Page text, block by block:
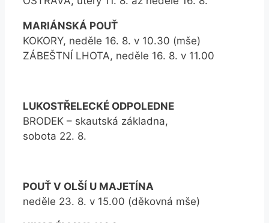
MARIÁNSKÁ POUŤ
KOKORY, neděle 16. 8. v 10.30 (mše)
ZÁBEŠTNÍ LHOTA, neděle 16. 8. v 11.00
LUKOSTŘELECKÉ ODPOLEDNE
BRODEK – skautská základna,
sobota 22. 8.
POUŤ V OLŠÍ U MAJETÍNA
neděle 23. 8. v 15.00 (děkovná mše)